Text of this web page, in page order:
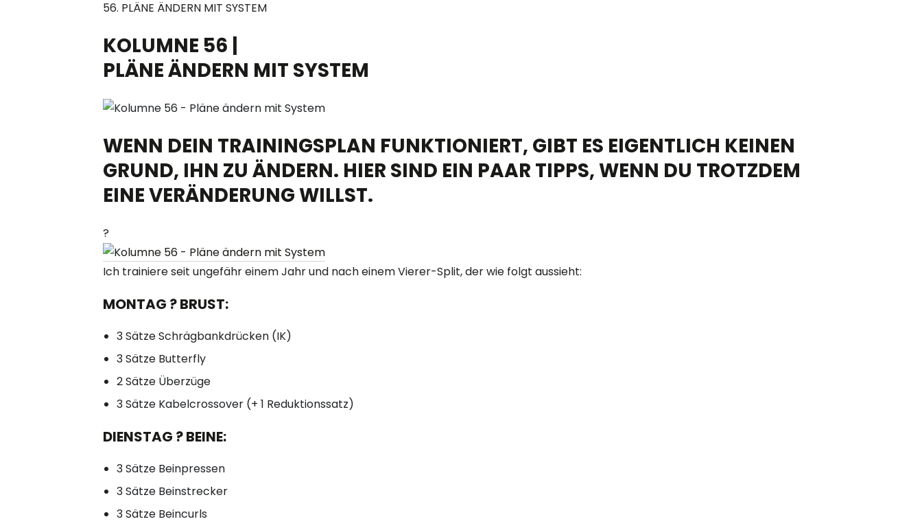
56. PLÄNE ÄNDERN MIT SYSTEM
KOLUMNE 56 |
PLÄNE ÄNDERN MIT SYSTEM
WENN DEIN TRAININGSPLAN FUNKTIONIERT, GIBT ES EIGENTLICH KEINEN
GRUND, IHN ZU ÄNDERN. HIER SIND EIN PAAR TIPPS, WENN DU TROTZDEM
EINE VERÄNDERUNG WILLST.
?
Ich trainiere seit ungefähr einem Jahr und nach einem Vierer-Split, der wie folgt aussieht:
MONTAG ? BRUST:
3 Sätze Schrägbankdrücken (IK)
3 Sätze Butterfly
2 Sätze Überzüge
3 Sätze Kabelcrossover (+ 1 Reduktionssatz)
DIENSTAG ? BEINE:
3 Sätze Beinpressen
3 Sätze Beinstrecker
3 Sätze Beincurls